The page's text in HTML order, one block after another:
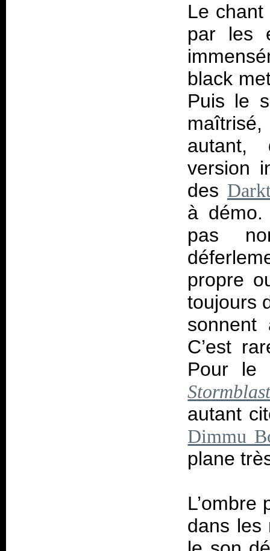
Le chant
par les
black
Puis le
autant,
version
des
à démo.
pas
propre
toujours
sonnent
C’est
Pour le
autant
Dimmu
plane
L’ombre
dans les